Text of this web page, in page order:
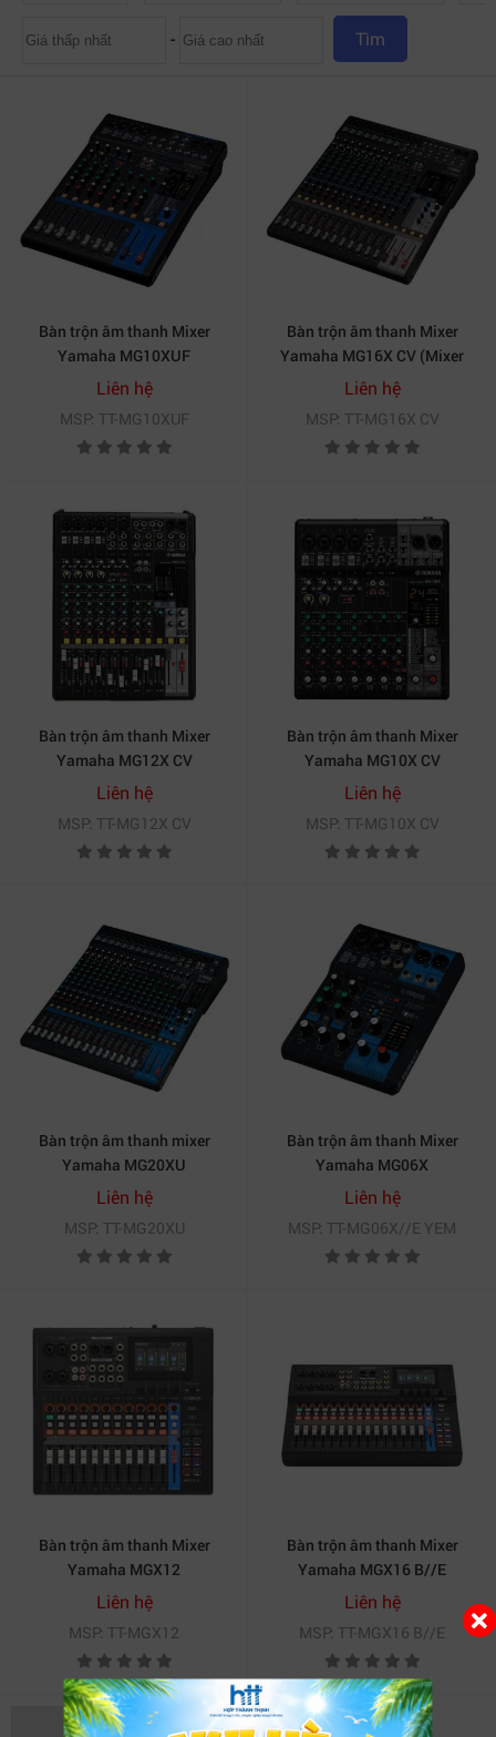
- Tìm
Bàn trộn âm thanh Mixer
Yamaha MG10XUF
Liên hệ
MSP: TT-MG10XUF
Bàn trộn âm thanh Mixer
Yamaha MG16X CV (Mixer
Analog, 16 kênh, 8 mono, 4
stereo)
Liên hệ
MSP: TT-MG16X CV
Bàn trộn âm thanh Mixer
Yamaha MG12X CV
Liên hệ
MSP: TT-MG12X CV
Bàn trộn âm thanh Mixer
Yamaha MG10X CV
Liên hệ
MSP: TT-MG10X CV
Bàn trộn âm thanh mixer
Yamaha MG20XU
Liên hệ
MSP: TT-MG20XU
Bàn trộn âm thanh Mixer
Yamaha MG06X
Liên hệ
MSP: TT-MG06X//E YEM
Bàn trộn âm thanh Mixer
Yamaha MGX12
Liên hệ
MSP: TT-MGX12
Bàn trộn âm thanh Mixer
Yamaha MGX16 B//E
Liên hệ
MSP: TT-MGX16 B//E